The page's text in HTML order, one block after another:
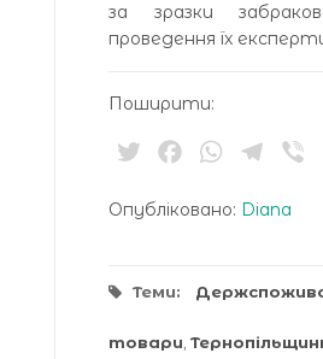
за зразки
проведення їх
Поширити:
TwitterFacebook
Опубліковано: Diana
Теми:
товари,